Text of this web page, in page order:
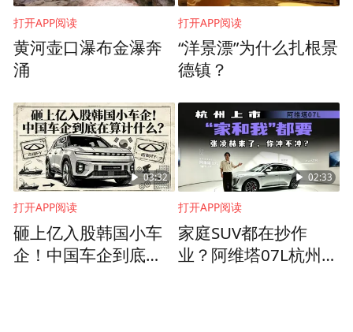
打开APP阅读
黄河壶口瀑布金瀑奔
涌
打开APP阅读
“洋景漂”为什么扎根景
德镇？
03:32
打开APP阅读
砸上亿入股韩国小车
企！中国车企到底在
02:33
打开APP阅读
家庭SUV都在抄作
业？阿维塔07L杭州上